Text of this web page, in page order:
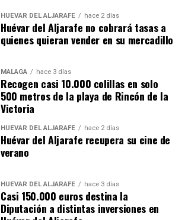
HUÉVAR DEL ALJARAFE hace 2 días
Huévar del Aljarafe no cobrará tasas a
quienes quieran vender en su mercadillo
MÁLAGA hace 3 días
Recogen casi 10.000 colillas en solo
500 metros de la playa de Rincón de la
Victoria
HUÉVAR DEL ALJARAFE hace 2 días
Huévar del Aljarafe recupera su cine de
verano
HUÉVAR DEL ALJARAFE hace 3 días
Casi 150.000 euros destina la
Diputación a distintas inversiones en